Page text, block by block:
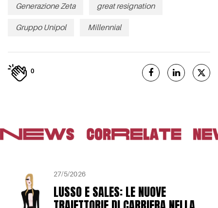
Generazione Zeta great resignation
Gruppo Unipol Millennial
0
27/5/2026
LUSSO E SALES: LE NUOVE